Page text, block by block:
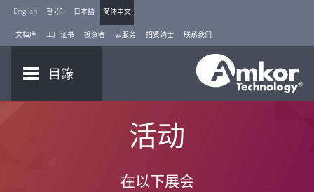
English 한국어 日本語 简体中文
文档库 工厂证书 投资者 云服务 招贤纳士 联系我们
目錄
活动
在以下展会